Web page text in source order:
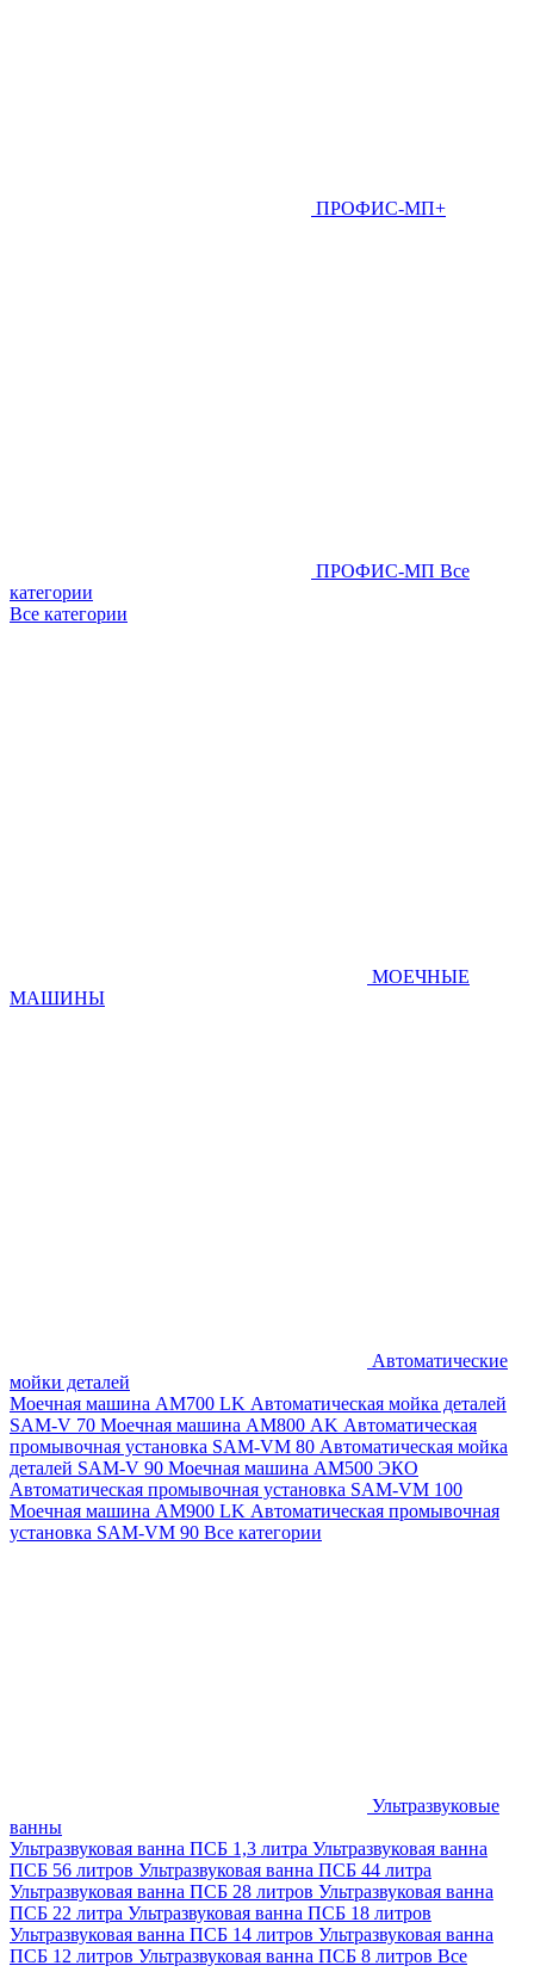
ПРОФИС-МП+
ПРОФИС-МП Все
категории
Все категории
МОЕЧНЫЕ
МАШИНЫ
Автоматические
мойки деталей
Моечная машина AM700 LK Автоматическая мойка деталей
SAM-V 70 Моечная машина АМ800 AK Автоматическая
промывочная установка SAM-VM 80 Автоматическая мойка
деталей SAM-V 90 Моечная машина АМ500 ЭКО
Автоматическая промывочная установка SAM-VM 100
Моечная машина AM900 LK Автоматическая промывочная
установка SAM-VM 90 Все категории
Ультразвуковые
ванны
Ультразвуковая ванна ПСБ 1,3 литра Ультразвуковая ванна
ПСБ 56 литров Ультразвуковая ванна ПСБ 44 литра
Ультразвуковая ванна ПСБ 28 литров Ультразвуковая ванна
ПСБ 22 литра Ультразвуковая ванна ПСБ 18 литров
Ультразвуковая ванна ПСБ 14 литров Ультразвуковая ванна
ПСБ 12 литров Ультразвуковая ванна ПСБ 8 литров Все